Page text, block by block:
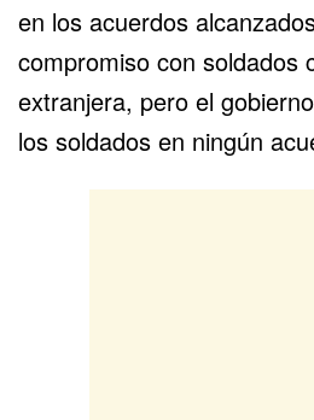
en los acuerdos
compromiso con soldados
extranjera, pero el
los soldados en ningún